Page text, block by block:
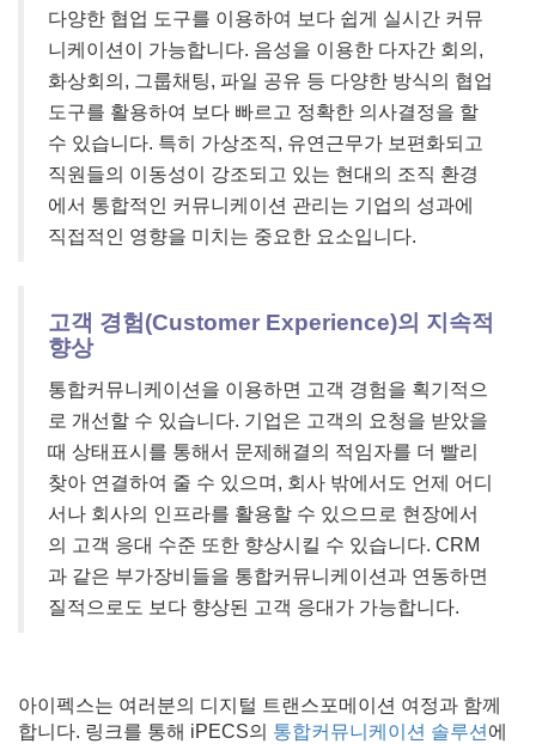
다양한 협업 도구를 이용하여 보다 쉽게 실시간 커뮤
니케이션이 가능합니다. 음성을 이용한 다자간 회의,
화상회의, 그룹채팅, 파일 공유 등 다양한 방식의 협업
도구를 활용하여 보다 빠르고 정확한 의사결정을 할
수 있습니다. 특히 가상조직, 유연근무가 보편화되고
직원들의 이동성이 강조되고 있는 현대의 조직 환경
에서 통합적인 커뮤니케이션 관리는 기업의 성과에
직접적인 영향을 미치는 중요한 요소입니다.
고객 경험(Customer Experience)의 지속적
향상
통합커뮤니케이션을 이용하면 고객 경험을 획기적으
로 개선할 수 있습니다. 기업은 고객의 요청을 받았을
때 상태표시를 통해서 문제해결의 적임자를 더 빨리
찾아 연결하여 줄 수 있으며, 회사 밖에서도 언제 어디
서나 회사의 인프라를 활용할 수 있으므로 현장에서
의 고객 응대 수준 또한 향상시킬 수 있습니다. CRM
과 같은 부가장비들을 통합커뮤니케이션과 연동하면
질적으로도 보다 향상된 고객 응대가 가능합니다.
아이펙스는 여러분의 디지털 트랜스포메이션 여정과 함께
합니다. 링크를 통해 iPECS의 통합커뮤니케이션 솔루션 에